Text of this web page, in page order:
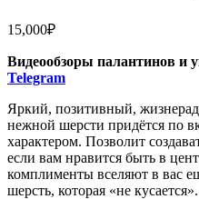
15,000₽
Видеообзоры палантинов и
Telegram
Яркий, позитивный,
нежной шерсти придётся по
характером. Позволит
если вам нравится быть в
комплименты вселяют в вас
шерсть, которая «не кусается».